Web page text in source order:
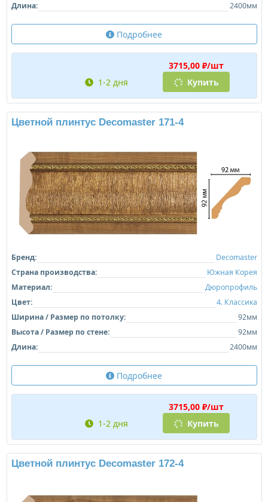
Длина:
2400мм
Подробнее
3715,00 ₽/шт
1-2 дня
Купить
Цветной плинтус Decomaster 171-4
Бренд:
Decomaster
Страна производства:
Южная Корея
Материал:
Дюропрофиль
Цвет:
4. Классика
Ширина / Размер по потолку:
92мм
Высота / Размер по стене:
92мм
Длина:
2400мм
Подробнее
3715,00 ₽/шт
1-2 дня
Купить
Цветной плинтус Decomaster 172-4